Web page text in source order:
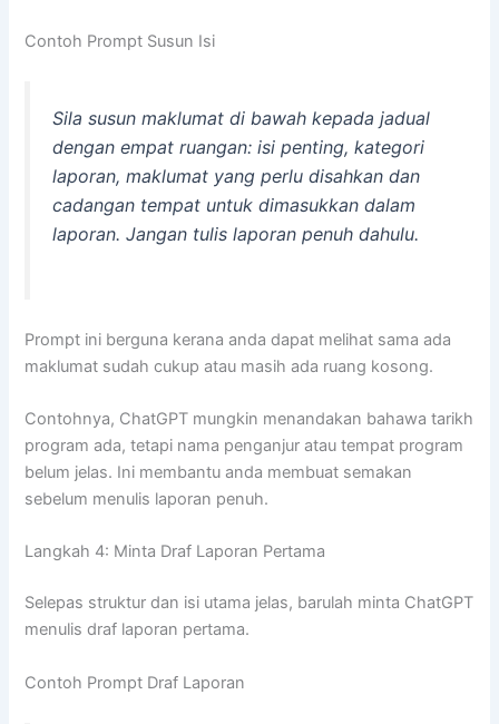
Contoh Prompt Susun Isi
Sila susun maklumat di bawah kepada jadual
dengan empat ruangan: isi penting, kategori
laporan, maklumat yang perlu disahkan dan
cadangan tempat untuk dimasukkan dalam
laporan. Jangan tulis laporan penuh dahulu.
Prompt ini berguna kerana anda dapat melihat sama ada
maklumat sudah cukup atau masih ada ruang kosong.
Contohnya, ChatGPT mungkin menandakan bahawa tarikh
program ada, tetapi nama penganjur atau tempat program
belum jelas. Ini membantu anda membuat semakan
sebelum menulis laporan penuh.
Langkah 4: Minta Draf Laporan Pertama
Selepas struktur dan isi utama jelas, barulah minta ChatGPT
menulis draf laporan pertama.
Contoh Prompt Draf Laporan